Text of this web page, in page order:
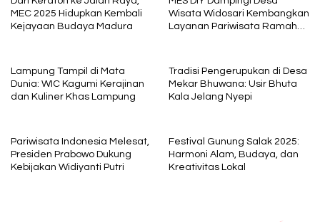
MEC 2025 Hidupkan Kembali
Kejayaan Budaya Madura
Wisata Widosari Kembangkan
Layanan Pariwisata Ramah
Lampung Tampil di Mata
Dunia: WIC Kagumi Kerajinan
dan Kuliner Khas Lampung
Tradisi Pengerupukan di Desa
Mekar Bhuwana: Usir Bhuta
Kala Jelang Nyepi
Pariwisata Indonesia Melesat,
Presiden Prabowo Dukung
Kebijakan Widiyanti Putri
Festival Gunung Salak 2025:
Harmoni Alam, Budaya, dan
Kreativitas Lokal